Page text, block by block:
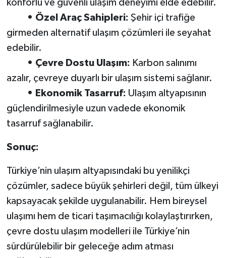
konforlu ve güvenli ulaşım deneyimi elde edebilir.
• Özel Araç Sahipleri: Şehir içi trafiğe
girmeden alternatif ulaşım çözümleri ile seyahat
edebilir.
• Çevre Dostu Ulaşım: Karbon salınımı
azalır, çevreye duyarlı bir ulaşım sistemi sağlanır.
• Ekonomik Tasarruf: Ulaşım altyapısının
güçlendirilmesiyle uzun vadede ekonomik
tasarruf sağlanabilir.
Sonuç:
Türkiye’nin ulaşım altyapısındaki bu yenilikçi
çözümler, sadece büyük şehirleri değil, tüm ülkeyi
kapsayacak şekilde uygulanabilir. Hem bireysel
ulaşımı hem de ticari taşımacılığı kolaylaştırırken,
çevre dostu ulaşım modelleri ile Türkiye’nin
sürdürülebilir bir geleceğe adım atması